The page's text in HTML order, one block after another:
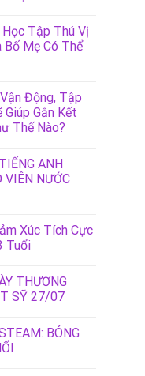
Tập Thú Vị
Bố Mẹ Có Thể
Động, Tập
Giúp Gắn Kết
Thế Nào?
ANH
VIÊN NƯỚC
Xúc Tích Cực
Tuổi
THƯƠNG
SỸ 27/07
BÓNG